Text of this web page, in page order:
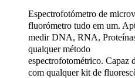
Espectrofotómetro de
fluorómetro tudo em um.
medir DNA, RNA,
qualquer método
espectrofotométrico. Capaz
com qualquer kit de